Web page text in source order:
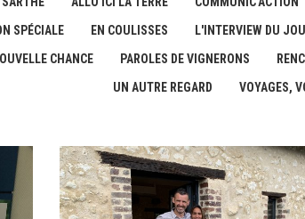
SPÉCIALE EN COULISSES L'INTERVIEW DU
CHANCE PAROLES DE VIGNERONS
UN AUTRE REGARD
VOYAGES,